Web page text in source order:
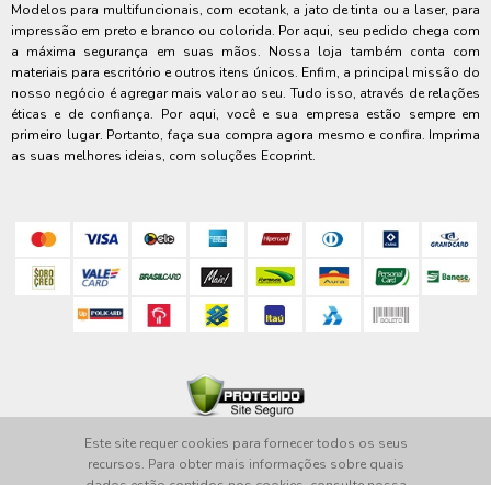
Modelos para multifuncionais, com ecotank, a jato de tinta ou a laser, para
impressão em preto e branco ou colorida. Por aqui, seu pedido chega com
a máxima segurança em suas mãos. Nossa loja também conta com
materiais para escritório e outros itens únicos. Enfim, a principal missão do
nosso negócio é agregar mais valor ao seu. Tudo isso, através de relações
éticas e de confiança. Por aqui, você e sua empresa estão sempre em
primeiro lugar. Portanto, faça sua compra agora mesmo e confira. Imprima
as suas melhores ideias, com soluções Ecoprint.
Rua Rezala Simão, 180 - Loja 10 | Cep: 80.330-180 | Curitiba - PR
Maxpar Comercial Eireli | CNPJ: 26.893.500/0001-93 | Insc. Estadual:
Este site requer cookies para fornecer todos os seus
recursos. Para obter mais informações sobre quais